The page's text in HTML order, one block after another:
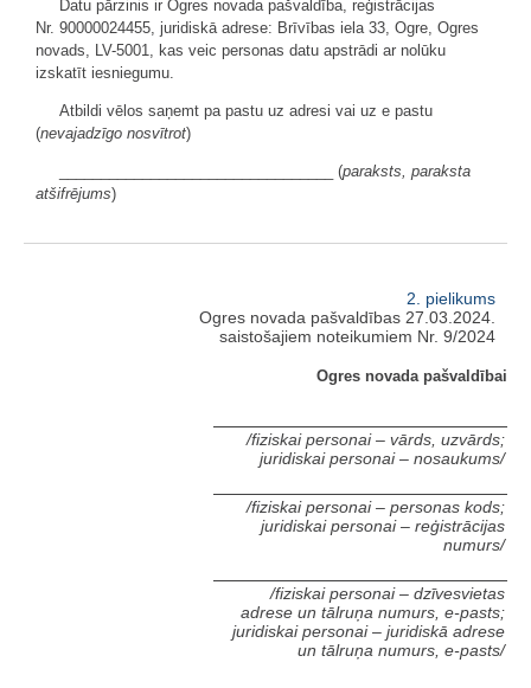
Datu pārzinis ir Ogres novada pašvaldība, reģistrācijas
Nr. 90000024455, juridiskā adrese: Brīvības iela 33, Ogre, Ogres
novads, LV-5001, kas veic personas datu apstrādi ar nolūku
izskatīt iesniegumu.
Atbildi vēlos saņemt pa pastu uz adresi vai uz e pastu
(nevajadzīgo nosvītrot)
_________________________________ (paraksts, paraksta
atšifrējums)
2. pielikums
Ogres novada pašvaldības 27.03.2024.
saistošajiem noteikumiem Nr. 9/2024
Ogres novada pašvaldībai
/fiziskai personai – vārds, uzvārds;
juridiskai personai – nosaukums/
/fiziskai personai – personas kods;
juridiskai personai – reģistrācijas
numurs/
/fiziskai personai – dzīvesvietas
adrese un tālruņa numurs, e-pasts;
juridiskai personai – juridiskā adrese
un tālruņa numurs, e-pasts/